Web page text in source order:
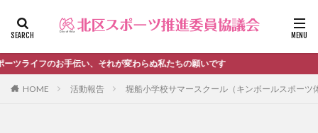
い、それが変わらぬ私たちの願いです
HOME 活動報告 堀船小学校サマースクール（キンボールスポーツ
ファッション デザイン 流行
カテゴリー